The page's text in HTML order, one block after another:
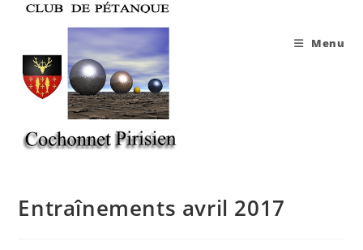
Menu
Entraînements avril 2017